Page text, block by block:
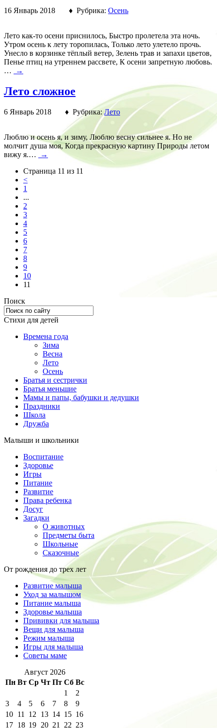
16 Январь 2018 ♦ Рубрика: Осень
Лето как-то осени приснилось, Быстро пролетела эта ночь.
Утром осень к лету торопилась, Только лето улетело прочь.
Унесло в корзинке тёплый ветер, Зелень трав и запахи цветов,
Пенье птиц на утреннем рассвете, К осени запретную любовь.
…
→
Лето сложное
6 Январь 2018 ♦ Рубрика:Лето
Люблю и осень я, и зиму, Люблю весну сильнее я. Но не
молчит душа моя, Когда прекрасную картину Природы летом
вижу я.…
→
Страница 11 из 11
<
1
...
2
3
4
5
6
7
8
9
10
11
Поиск
Стихи для детей
Времена года
Зима
Весна
Лето
Осень
Братья и сестрички
Братья меньшие
Мамы и папы, бабушки и дедушки
Праздники
Школа
Дружба
Малыши и школьники
Воспитание
Здоровье
Игры
Питание
Развитие
Права ребенка
Досуг
Загадки
О животных
Предметы быта
Школьные
Сказочные
От рождения до трех лет
Развитие малыша
Уход за малышом
Питание малыша
Здоровье малыша
Прививки для малыша
Вещи для малыша
Режим малыша
Игры для малыша
Советы маме
Август 2026
Пн Вт Ср Чт Пт Сб Вс
1
2
3
4 5 6 7 8
9
10 11 12 13 14 15 16
17 18 19 20 21 22 23